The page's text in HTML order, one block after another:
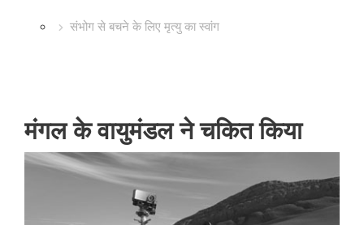
संभोग से बचने के लिए मृत्यु का स्वांग
मंगल के वायुमंडल ने चकित किया